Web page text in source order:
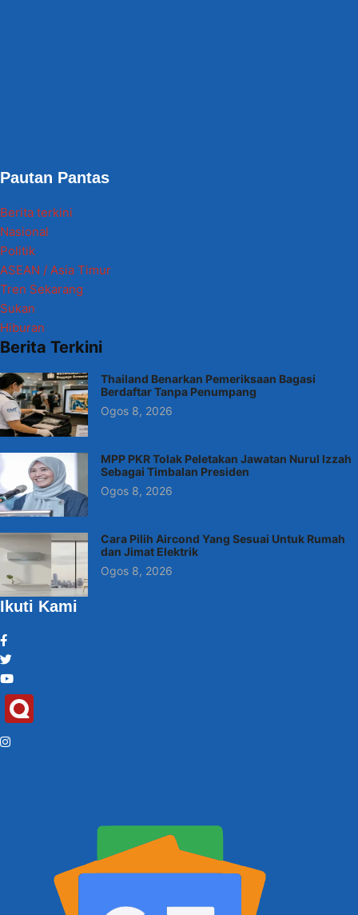
Pautan Pantas
Berita terkini
Nasional
Politik
ASEAN / Asia Timur
Tren Sekarang
Sukan
Hiburan
Berita Terkini
Thailand Benarkan Pemeriksaan Bagasi
Berdaftar Tanpa Penumpang
Ogos 8, 2026
MPP PKR Tolak Peletakan Jawatan Nurul Izzah
Sebagai Timbalan Presiden
Ogos 8, 2026
Cara Pilih Aircond Yang Sesuai Untuk Rumah
dan Jimat Elektrik
Ogos 8, 2026
Ikuti Kami